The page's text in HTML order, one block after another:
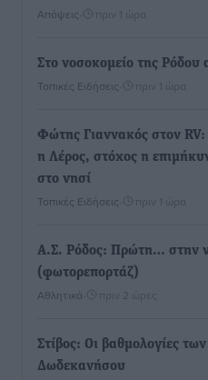
Απόψεις πριν 1 ώρα
Στο νοσοκομείο της Ρόδου
Τοπικές Ειδήσεις πριν 1 ώρα
Φώτης Γιαννακός στον
η Λέρος, στόχος η
στο νησί
Τοπικές Ειδήσεις πριν 1 ώρα
Α.Σ. Ρόδος: Πρώτη… στην
(φωτορεπορτάζ)
Αθλητικά πριν 2 ώρες
Στίβος: Οι βαθμολογίες
Δωδεκανήσου